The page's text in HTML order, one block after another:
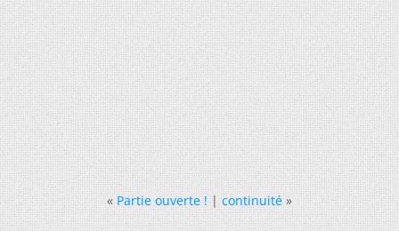
« Partie ouverte !|continuité »